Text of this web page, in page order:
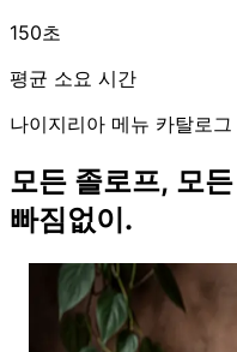
150초
평균 소요 시간
나이지리아 메뉴 카탈로그
모든 졸로프, 모
빠짐없이.